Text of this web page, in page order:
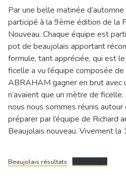
Par une belle matinée
participé à la 9ème édition de la
Nouveau. Chaque équipe est
pot de beaujolais apportant
formule, tant appréciée, qui est
ficelle a vu l’équipe composée
ABRAHAM gagner en brut avec
n’avaient que un mètre de
nous nous sommes réunis autour
préparer par l’équipe de Richard
Beaujolais nouveau. Vivement
Beaujolais résultats Télécharger
Compétitions à venir
Résultats de compétitions
Découvrir le golf
Séminaire & restauration
Hébergement